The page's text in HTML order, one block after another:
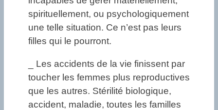
spirituellement, ou psychologiquement
une telle situation. Ce n’est pas leurs
filles qui le pourront.
_ Les accidents de la vie finissent par
toucher les femmes plus reproductives
que les autres. Stérilité biologique,
accident, maladie, toutes les familles